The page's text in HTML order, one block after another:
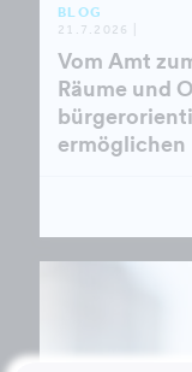
BLOG
21.7.2026 |
Vom Amt
Räume und
ermöglichen